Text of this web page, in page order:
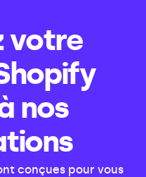
votre
nos
conçues pour vous